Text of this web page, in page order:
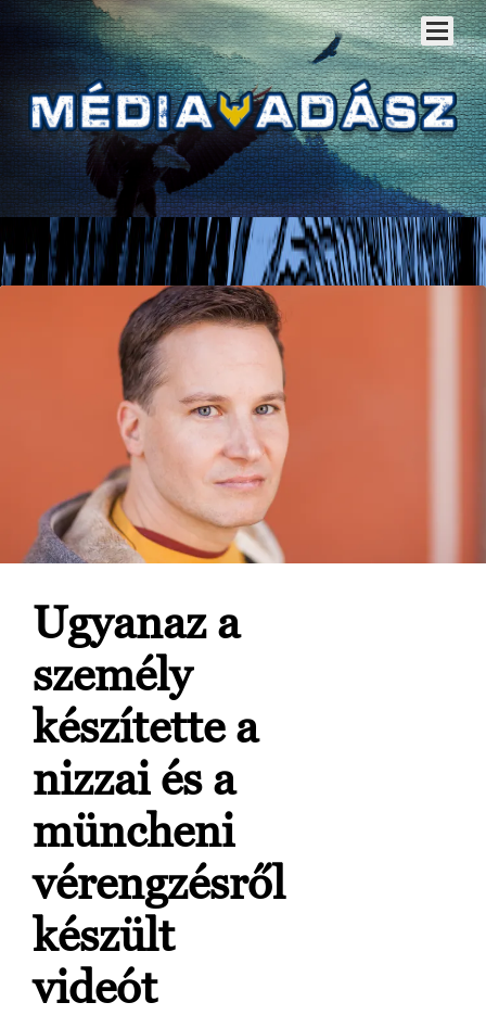
Ugyanaz a
személy
készítette a
nizzai és a
müncheni
vérengzésről
készült
videót